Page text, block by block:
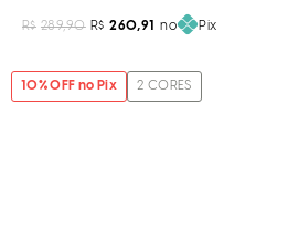
R$ 289,90 R$ 260,91 no Pix
10% OFF no Pix 2 CORES